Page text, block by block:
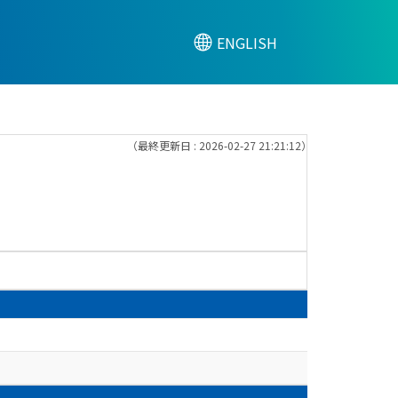
ENGLISH
（最終更新日 : 2026-02-27 21:21:12）